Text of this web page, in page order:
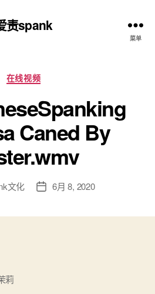
责spank
菜单
分
类
在线视频
Caned By
文化
发 6月 8, 2020
莉